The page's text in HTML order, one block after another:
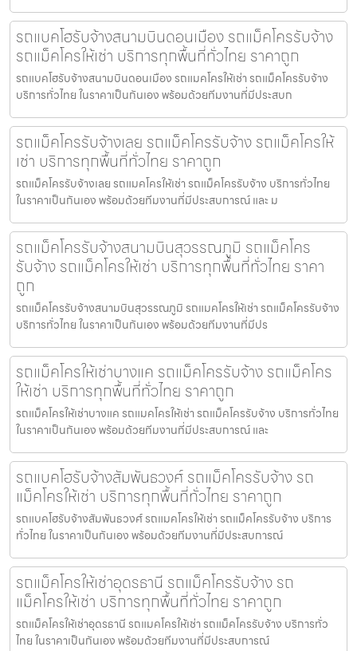
รถแบคโฮรับจ้างสนามบินดอนเมือง รถแม็คโครรับจ้าง
รถแม็คโครให้เช่า บริการทุกพื้นที่ทั่วไทย ราคาถูก
รถแบคโฮรับจ้างสนามบินดอนเมือง รถแมคโครให้เช่า รถแม็คโครรับจ้าง
บริการทั่วไทย ในราคาเป็นกันเอง พร้อมด้วยทีมงานที่มีประสบก
รถแม็คโครรับจ้างเลย รถแม็คโครรับจ้าง รถแม็คโครให้
เช่า บริการทุกพื้นที่ทั่วไทย ราคาถูก
รถแม็คโครรับจ้างเลย รถแมคโครให้เช่า รถแม็คโครรับจ้าง บริการทั่วไทย
ในราคาเป็นกันเอง พร้อมด้วยทีมงานที่มีประสบการณ์ และ ม
รถแม็คโครรับจ้างสนามบินสุวรรณภูมิ รถแม็คโคร
รับจ้าง รถแม็คโครให้เช่า บริการทุกพื้นที่ทั่วไทย ราคา
ถูก
รถแม็คโครรับจ้างสนามบินสุวรรณภูมิ รถแมคโครให้เช่า รถแม็คโครรับจ้าง
บริการทั่วไทย ในราคาเป็นกันเอง พร้อมด้วยทีมงานที่มีปร
รถแม็คโครให้เช่าบางแค รถแม็คโครรับจ้าง รถแม็คโคร
ให้เช่า บริการทุกพื้นที่ทั่วไทย ราคาถูก
รถแม็คโครให้เช่าบางแค รถแมคโครให้เช่า รถแม็คโครรับจ้าง บริการทั่วไทย
ในราคาเป็นกันเอง พร้อมด้วยทีมงานที่มีประสบการณ์ และ
รถแบคโฮรับจ้างสัมพันธวงศ์ รถแม็คโครรับจ้าง รถ
แม็คโครให้เช่า บริการทุกพื้นที่ทั่วไทย ราคาถูก
รถแบคโฮรับจ้างสัมพันธวงศ์ รถแมคโครให้เช่า รถแม็คโครรับจ้าง บริการ
ทั่วไทย ในราคาเป็นกันเอง พร้อมด้วยทีมงานที่มีประสบการณ์
รถแม็คโครให้เช่าอุดรธานี รถแม็คโครรับจ้าง รถ
แม็คโครให้เช่า บริการทุกพื้นที่ทั่วไทย ราคาถูก
รถแม็คโครให้เช่าอุดรธานี รถแมคโครให้เช่า รถแม็คโครรับจ้าง บริการทั่ว
ไทย ในราคาเป็นกันเอง พร้อมด้วยทีมงานที่มีประสบการณ์